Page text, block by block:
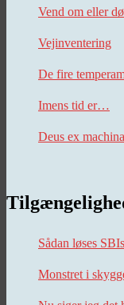
Vend om eller dø
Vejinventering
De fire
Imens tid er…
Deus ex machina
Sådan løses
Monstret i